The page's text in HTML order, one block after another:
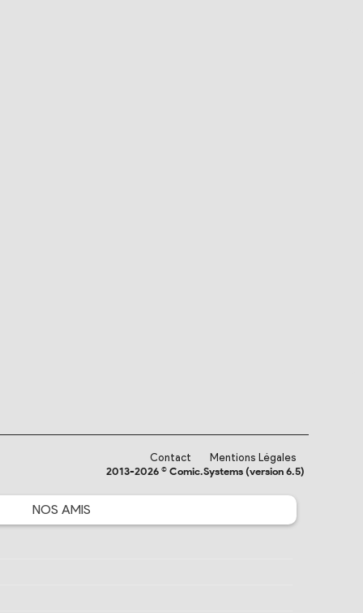
Contact
Mentions Légales
2013-2026 © Comic.Systems (version 6.5)
NOS AMIS